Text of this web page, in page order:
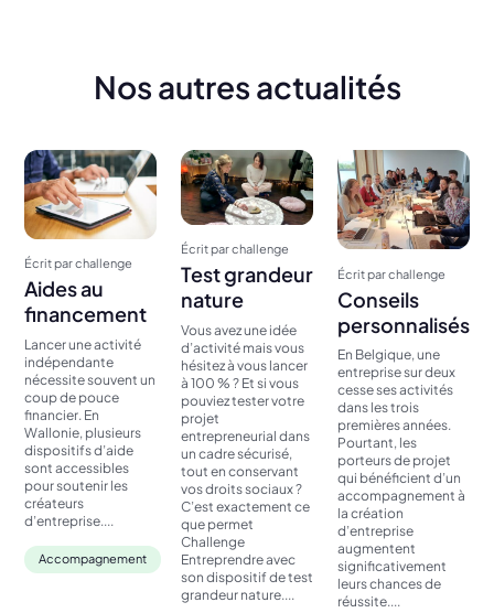
Nos autres actualités
Écrit par challenge
Aides au
financement
Lancer une activité
indépendante
nécessite souvent un
coup de pouce
financier. En
Wallonie, plusieurs
dispositifs d’aide
sont accessibles
pour soutenir les
créateurs
d’entreprise....
Accompagnement
Écrit par challenge
Test grandeur
nature
Vous avez une idée
d’activité mais vous
hésitez à vous lancer
à 100 % ? Et si vous
pouviez tester votre
projet
entrepreneurial dans
un cadre sécurisé,
tout en conservant
vos droits sociaux ?
C’est exactement ce
que permet
Challenge
Entreprendre avec
son dispositif de test
grandeur nature....
Écrit par challenge
Conseils
personnalisés
En Belgique, une
entreprise sur deux
cesse ses activités
dans les trois
premières années.
Pourtant, les
porteurs de projet
qui bénéficient d’un
accompagnement à
la création
d’entreprise
augmentent
significativement
leurs chances de
réussite....